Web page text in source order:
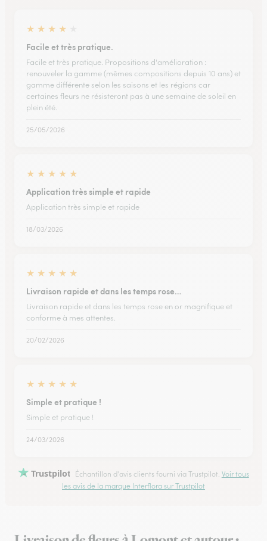
★ ★ ★ ★
Facile et très pratique.
Facile et très pratique. Propositions d'amélioration :
renouveler la gamme (mêmes compositions depuis 10 ans) et
gamme différente selon les saisons et les régions car
certaines fleurs ne résisteront pas à une semaine de soleil en
plein été.
25/05/2026
★ ★ ★ ★ ★
Application très simple et rapide
Application très simple et rapide
18/03/2026
★ ★ ★ ★ ★
Livraison rapide et dans les temps rose…
Livraison rapide et dans les temps rose en or magnifique et
conforme à mes attentes.
20/02/2026
★ ★ ★ ★ ★
Simple et pratique !
Simple et pratique !
24/03/2026
Trustpilot Échantillon d'avis clients fourni via Trustpilot. Voir tous
les avis de la marque Interflora sur Trustpilot